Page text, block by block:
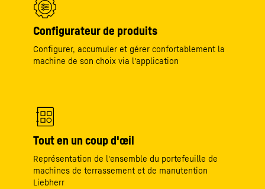
Configurateur de produits
Configurer, accumuler et gérer confortablement la
machine de son choix via l'application
Tout en un coup d'œil
Représentation de l'ensemble du portefeuille de
machines de terrassement et de manutention
Liebherr